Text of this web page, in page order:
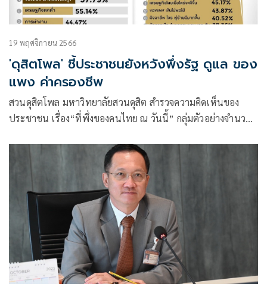
19 พฤศจิกายน 2566
'ดุสิตโพล' ชี้ประชาชนยังหวังพึ่งรัฐ ดูแล ของ
แพง ค่าครองชีพ
สวนดุสิตโพล มหาวิทยาลัยสวนดุสิต สำรวจความคิดเห็นของ
ประชาชน เรื่อง“ที่พึ่งของคนไทย ณ วันนี้” กลุ่มตัวอย่างจำนวน
พฤศจิกายน 2566 พบว่า จากการที่ต้องเผชิญกับปัญหาต่างๆ